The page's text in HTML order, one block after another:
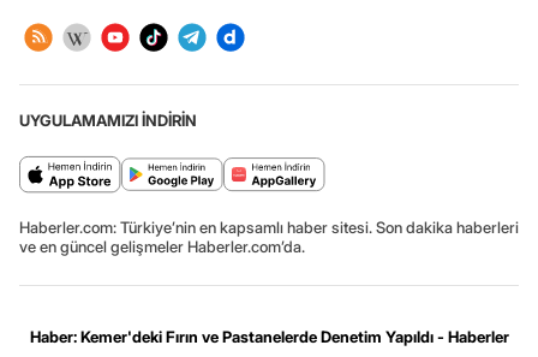
UYGULAMAMIZI İNDİRİN
Haberler.com: Türkiye’nin en kapsamlı haber sitesi. Son dakika haberleri
ve en güncel gelişmeler Haberler.com’da.
Haber: Kemer'deki Fırın ve Pastanelerde Denetim Yapıldı - Haberler